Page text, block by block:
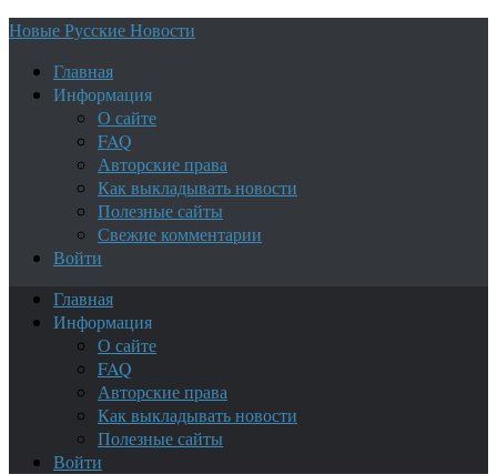
Новые Русские Новости
Главная
Информация
О сайте
FAQ
Авторские права
Как выкладывать новости
Полезные сайты
Свежие комментарии
Войти
Главная
Информация
О сайте
FAQ
Авторские права
Как выкладывать новости
Полезные сайты
Войти